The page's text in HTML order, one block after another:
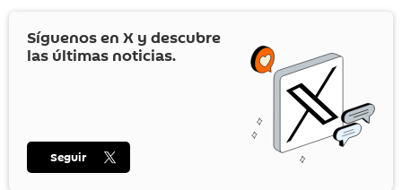
Síguenos en X y descubre
las últimas noticias.
Seguir